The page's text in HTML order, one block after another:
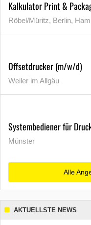
Kalkulator Print &
Röbel/Müritz, Berlin,
Offsetdrucker (m/w/d)
Weiler im Allgäu
Systembediener für
Münster
Alle
AKTUELLSTE NEWS